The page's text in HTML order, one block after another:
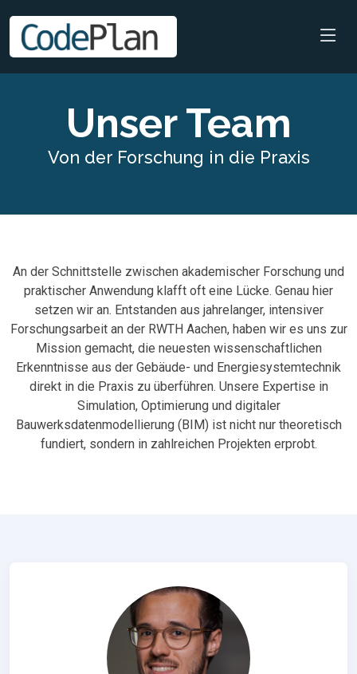
Unser Team
Von der Forschung in die Praxis
An der Schnittstelle zwischen akademischer Forschung und
praktischer Anwendung klafft oft eine Lücke. Genau hier
setzen wir an. Entstanden aus jahrelanger, intensiver
Forschungsarbeit an der RWTH Aachen, haben wir es uns zur
Mission gemacht, die neuesten wissenschaftlichen
Erkenntnisse aus der Gebäude- und Energiesystemtechnik
direkt in die Praxis zu überführen. Unsere Expertise in
Simulation, Optimierung und digitaler
Bauwerksdatenmodellierung (BIM) ist nicht nur theoretisch
fundiert, sondern in zahlreichen Projekten erprobt.